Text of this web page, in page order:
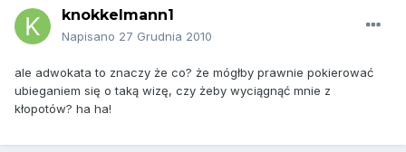
knokkelmann1
Napisano 27 Grudnia 2010
ale adwokata to znaczy że co? że mógłby prawnie pokierować
ubieganiem się o taką wizę, czy żeby wyciągnąć mnie z
kłopotów? ha ha!